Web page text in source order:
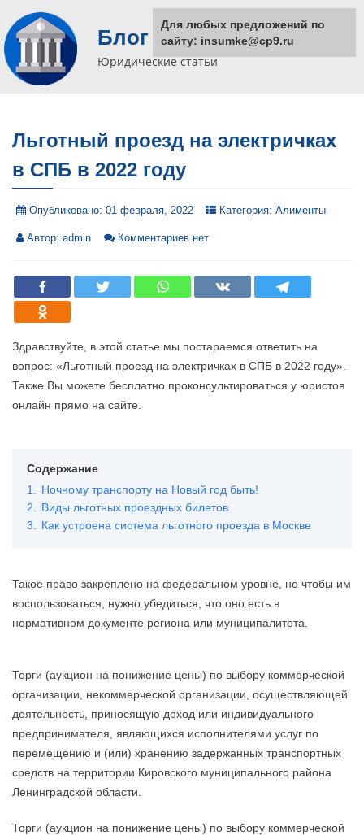
Блог юриста
Юридические статьи
Льготный проезд на электричках
в СПБ в 2022 году
Опубликовано: 01 февраля, 2022 Категория: Алименты
Автор: admin Комментариев нет
Здравствуйте, в этой статье мы постараемся ответить на
вопрос: «Льготный проезд на электричках в СПБ в 2022 году».
Также Вы можете бесплатно проконсультироваться у юристов
онлайн прямо на сайте.
Содержание
1.
Ночному транспорту на Новый год быть!
2.
Виды льготных проездных билетов
3.
Как устроена система льготного проезда в Москве
Такое право закреплено на федеральном уровне, но чтобы им
воспользоваться, нужно убедиться, что оно есть в
нормативном документе региона или муниципалитета.
Торги (аукцион на понижение цены) по выбору коммерческой
организации, некоммерческой организации, осуществляющей
деятельность, приносящую доход или индивидуального
предпринимателя, являющихся исполнителями услуг по
перемещению и (или) хранению задержанных транспортных
средств на территории Кировского муниципального района
Ленинградской области.
Торги (аукцион на понижение цены) по выбору коммерческой
Для любых предложений по
сайту: insumke@cp9.ru